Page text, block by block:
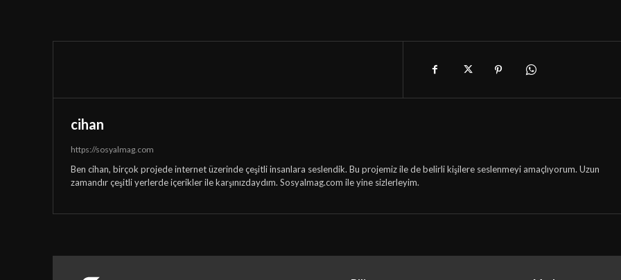
cihan
https://sosyalmag.com
Ben cihan, birçok projede internet üzerinde çeşitli insanlara seslendik. Bu projemiz ile de belirli kişilere seslenmeyi amaçlıyorum. Uzun
zamandır çeşitli yerlerde içerikler ile karşınızdaydım. Sosyalmag.com ile yine sizlerleyim.